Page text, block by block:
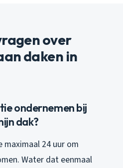
over
daken in
ondernemen bij
dak?
maximaal 24 uur om
Water dat eenmaal